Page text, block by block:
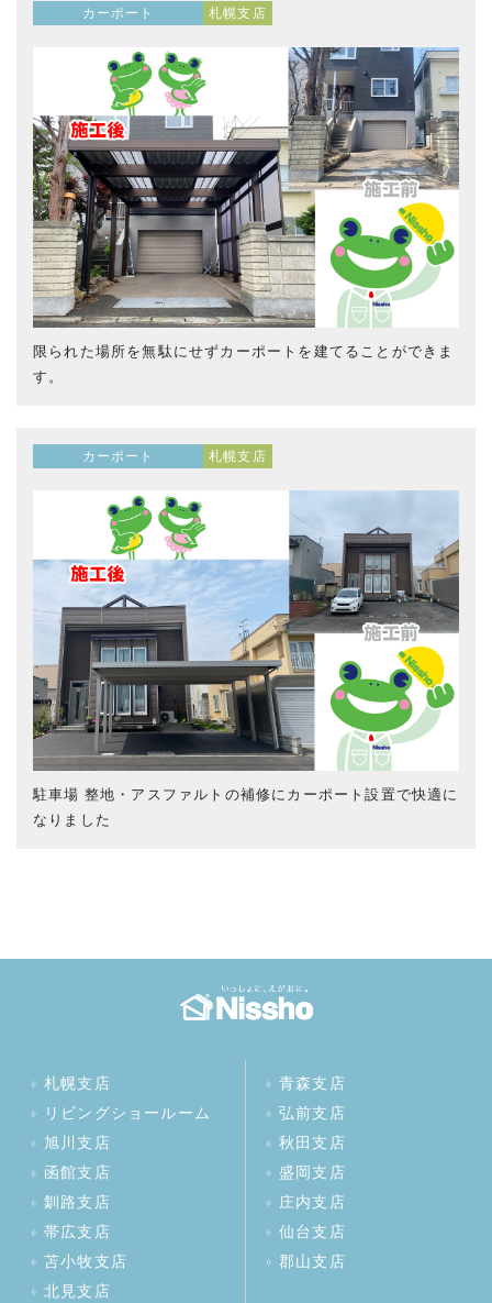
カーポート 札幌支店
限られた場所を無駄にせずカーポートを建てることができま
す。
カーポート 札幌支店
駐車場 整地・アスファルトの補修にカーポート設置で快適に
なりました
札幌支店
リビングショールーム
旭川支店
函館支店
釧路支店
帯広支店
苫小牧支店
北見支店
青森支店
弘前支店
秋田支店
盛岡支店
庄内支店
仙台支店
郡山支店